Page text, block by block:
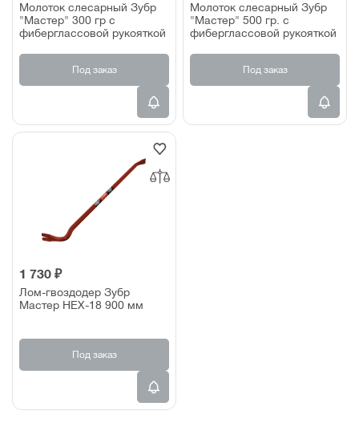
Молоток слесарный Зубр
"Мастер" 300 гр с
фиберглассовой рукояткой
Под заказ
Молоток слесарный Зубр
"Мастер" 500 гр. с
фиберглассовой рукояткой
Под заказ
1 730 ₽
Лом-гвоздодер Зубр
Мастер HEX-18 900 мм
Под заказ